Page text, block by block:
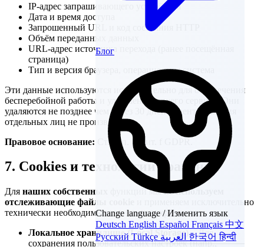
Блог
Change language / Изменить язык
Deutsch English Español Français 中文
Русский Türkçe 한국어हिन्दी
IP-адрес запрашивающего устройства
Дата и время доступа
Запрошенный URL и код состояния HTTP
Объём переданных данных
URL-адрес источника перехода (ранее посещённая
страница)
Тип и версия браузера, операционная система
Эти данные используются исключительно для обеспечения
бесперебойной работы и улучшения нашего сервиса. Они
удаляются не позднее чем через 30 дней. Идентификация
отдельных лиц не производится.
Правовое основание: Ст. 6, п. 1, лит. f GDPR.
7. Cookies и технологии хранения
Для наших собственных функций мыне используем
отслеживающие файлы cookie
и применяем исключительно
технически необходимые технологии хранения:
Локальное хранилище (Local Storage) – Для
сохранения пользовательских настроек (напр.,